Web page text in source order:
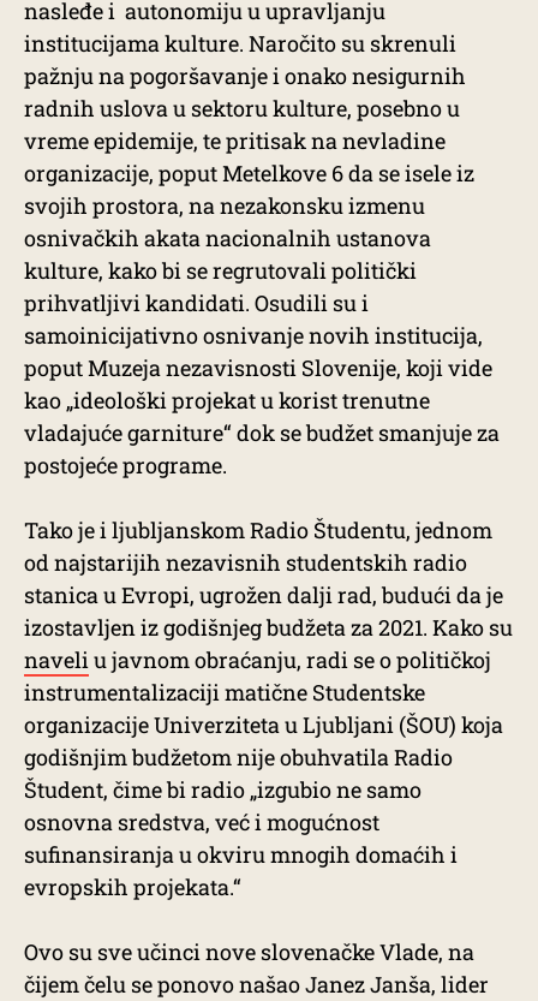
nasleđe i autonomiju u upravljanju
institucijama kulture. Naročito su skrenuli
pažnju na pogoršavanje i onako nesigurnih
radnih uslova u sektoru kulture, posebno u
vreme epidemije, te pritisak na nevladine
organizacije, poput Metelkove 6 da se isele iz
svojih prostora, na nezakonsku izmenu
osnivačkih akata nacionalnih ustanova
kulture, kako bi se regrutovali politički
prihvatljivi kandidati. Osudili su i
samoinicijativno osnivanje novih institucija,
poput Muzeja nezavisnosti Slovenije, koji vide
kao „ideološki projekat u korist trenutne
vladajuće garniture“ dok se budžet smanjuje za
postojeće programe.
Tako je i ljubljanskom Radio Študentu, jednom
od najstarijih nezavisnih studentskih radio
stanica u Evropi, ugrožen dalji rad, budući da je
izostavljen iz godišnjeg budžeta za 2021. Kako su
naveliu javnom obraćanju, radi se o političkoj
instrumentalizaciji matične Studentske
organizacije Univerziteta u Ljubljani (ŠOU) koja
godišnjim budžetom nije obuhvatila Radio
Študent, čime bi radio „izgubio ne samo
osnovna sredstva, već i mogućnost
sufinansiranja u okviru mnogih domaćih i
evropskih projekata.“
Ovo su sve učinci nove slovenačke Vlade, na
čijem čelu se ponovo našao Janez Janša, lider